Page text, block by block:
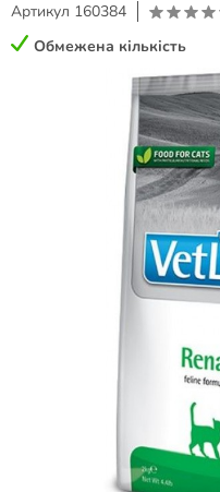
Артикул 160384
Обмежена кількість